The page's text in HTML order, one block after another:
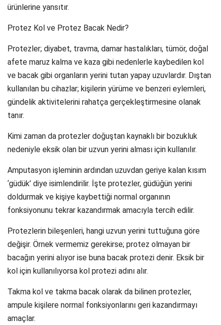
ürünlerine yansıtır.
Protez Kol ve Protez Bacak Nedir?
Protezler; diyabet, travma, damar hastalıkları, tümör, doğal
afete maruz kalma ve kaza gibi nedenlerle kaybedilen kol
ve bacak gibi organların yerini tutan yapay uzuvlardır. Dıştan
kullanılan bu cihazlar; kişilerin yürüme ve benzeri eylemleri,
gündelik aktivitelerini rahatça gerçekleştirmesine olanak
tanır.
Kimi zaman da protezler doğuştan kaynaklı bir bozukluk
nedeniyle eksik olan bir uzvun yerini alması için kullanılır.
Amputasyon işleminin ardından uzuvdan geriye kalan kısım
‘güdük’ diye isimlendirilir. İşte protezler, güdüğün yerini
doldurmak ve kişiye kaybettiği normal organının
fonksiyonunu tekrar kazandırmak amacıyla tercih edilir.
Protezlerin bileşenleri, hangi uzvun yerini tuttuğuna göre
değişir. Örnek vermemiz gerekirse; protez olmayan bir
bacağın yerini alıyor ise buna bacak protezi denir. Eksik bir
kol için kullanılıyorsa kol protezi adını alır.
Takma kol ve takma bacak olarak da bilinen protezler,
ampule kişilere normal fonksiyonlarını geri kazandırmayı
amaçlar.